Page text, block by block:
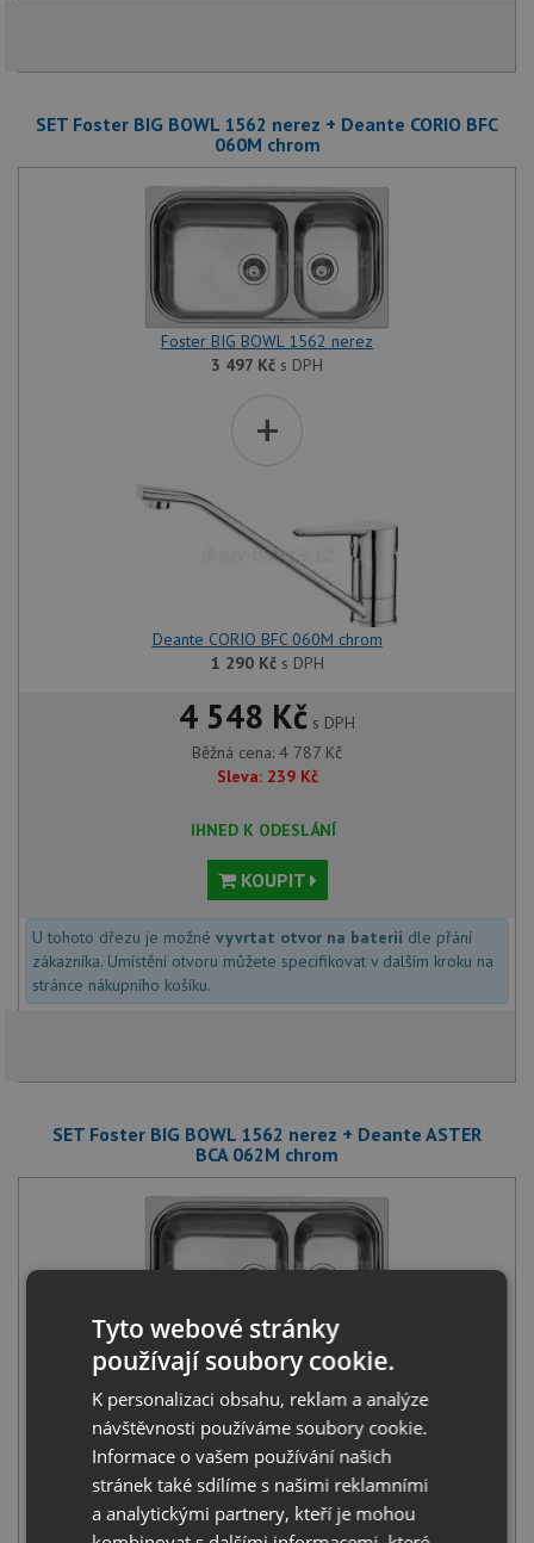
SET Foster BIG BOWL 1562 nerez + Deante CORIO BFC
060M chrom
Foster BIG BOWL 1562 nerez
3 497 Kč s DPH
+
Deante CORIO BFC 060M chrom
1 290 Kčs DPH
4 548 Kč s DPH
Běžná cena: 4 787 Kč
Sleva: 239 Kč
IHNED K ODESLÁNÍ
KOUPIT
U tohoto dřezu je možné vyvrtat otvor na baterii dle přání
zákazníka. Umístění otvoru můžete specifikovat v dalším kroku na
stránce nákupního košíku.
SET Foster BIG BOWL 1562 nerez + Deante ASTER
BCA 062M chrom
Foster BIG BOWL 1562 nerez
3 497 Kčs DPH
+
Tyto webové stránky
používají soubory cookie.
K personalizaci obsahu, reklam a analýze
návštěvnosti používáme soubory cookie.
Informace o vašem používání našich
stránek také sdílíme s našimi reklamními
a analytickými partnery, kteří je mohou